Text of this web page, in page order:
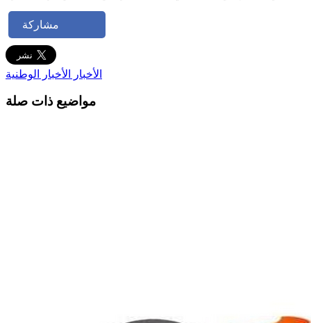
مشاركة
الأخبار الأخبار الوطنية
مواضيع ذات صلة